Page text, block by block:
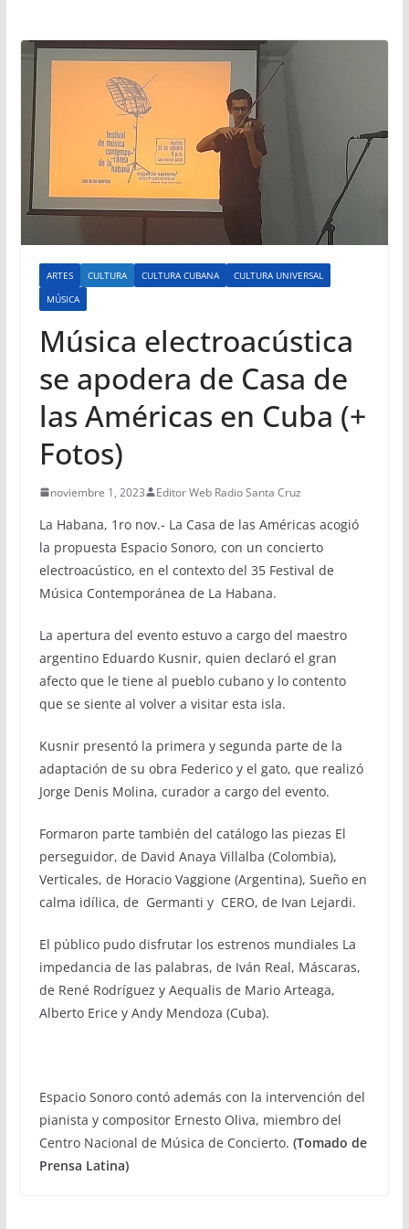
ARTES CULTURA CULTURA CUBANA
CULTURA UNIVERSAL
MÚSICA
Música electroacústica
se apodera de Casa de
las Américas en Cuba (+
Fotos)
noviembre 1, 2023 Editor Web Radio Santa Cruz
La Habana, 1ro nov.- La Casa de las Américas acogió
la propuesta Espacio Sonoro, con un concierto
electroacústico, en el contexto del 35 Festival de
Música Contemporánea de La Habana.
La apertura del evento estuvo a cargo del maestro
argentino Eduardo Kusnir, quien declaró el gran
afecto que le tiene al pueblo cubano y lo contento
que se siente al volver a visitar esta isla.
Kusnir presentó la primera y segunda parte de la
adaptación de su obra Federico y el gato, que realizó
Jorge Denis Molina, curador a cargo del evento.
Formaron parte también del catálogo las piezas El
perseguidor, de David Anaya Villalba (Colombia),
Verticales, de Horacio Vaggione (Argentina), Sueño en
calma idílica, de Germanti y CERO, de Ivan Lejardi.
El público pudo disfrutar los estrenos mundiales La
impedancia de las palabras, de Iván Real, Máscaras,
de René Rodríguez y Aequalis de Mario Arteaga,
Alberto Erice y Andy Mendoza (Cuba).
Espacio Sonoro contó además con la intervención del
pianista y compositor Ernesto Oliva, miembro del
Centro Nacional de Música de Concierto. (Tomado de
Prensa Latina)